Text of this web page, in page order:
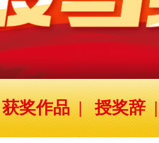
获奖作品 | 授奖辞